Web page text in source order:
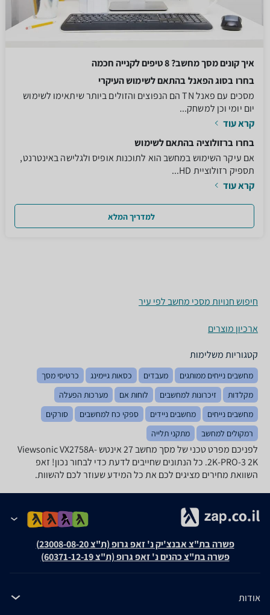
איך קונים מסך מחשב? 8 טיפים לקנייה חכמה
בחרו בסוג הפאנל בהתאם לשימוש העיקרי
מסכים עם פאנל TN הם הנפוצים והזולים ביותר שיתאימו לשימוש
יום יומי וכן למשחק...
קרא עוד
בחרו ברזולוציה בהתאם לשימוש
אם עיקר השימוש במחשב הוא לתוכנות אופיס ולגלישה באינטרנט,
תספיק רזולוציית HD...
קרא עוד
למדריך המלא
חיפוש חנויות מסכי מחשב לפי עיר
ארכיון מוצרים
קטגוריות משלימות
מחשבים נייחים ממותגים מעבדים כסאות גיימינג
כרטיסי מסך
מקלדות
זיכרונות למחשבים לוחות אם
מערכות הפעלה
מחשבים נייחים
מחשבים ניידים ספקי כח למחשבים
סורקים
רמקולים למחשב
מתקני תלייה
לפניכם מפרט טכני של מסך מחשב ‏27 ‏אינטש Viewsonic VX2758A-
2K-PRO-3 2K. כל הנתונים שחייבים לדעת כדי לבחור נכון! זאפ
השוואת מחירים מציגים לכם את כל המידע שעוזר לכם להשוות.
פשרה בת"צ אבנצ'יק נ' זאפ גרופ (ת"צ 23008-08-20)
פשרה בת"צ כהנים נ' זאפ גרופ (ת"צ 60371-12-19)
אודות